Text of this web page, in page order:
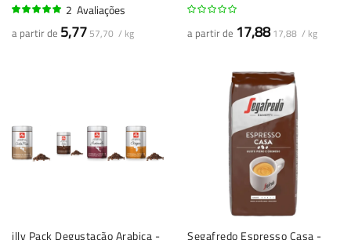
2 Avaliações
a partir de 5,77 57,70 / kg a partir de 17,88 17,88 / kg
illy Pack Degustação Arabica -
Segafredo Espresso Casa -